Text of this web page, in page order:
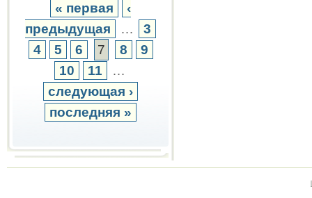
« первая
‹
предыдущая
…
3
4
5 6 7 8
9
10
11
…
следующая ›
последняя »